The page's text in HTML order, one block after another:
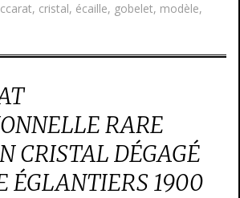
, cristal, écaille, gobelet, modèle,
RARE
CRISTAL DÉGAGÉ
ÉGLANTIERS 1900